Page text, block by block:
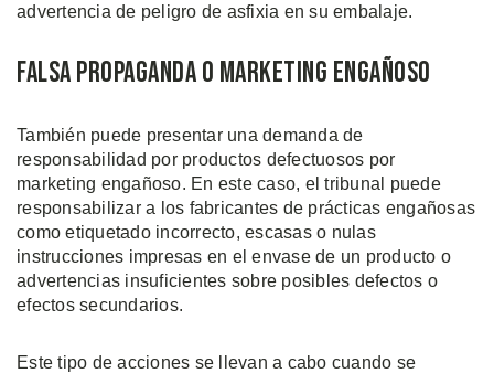
advertencia de peligro de asfixia en su embalaje.
Falsa Propaganda o Marketing Engañoso
También puede presentar una demanda de
responsabilidad por productos defectuosos por
marketing engañoso. En este caso, el tribunal puede
responsabilizar a los fabricantes de prácticas engañosas
como etiquetado incorrecto, escasas o nulas
instrucciones impresas en el envase de un producto o
advertencias insuficientes sobre posibles defectos o
efectos secundarios.
Este tipo de acciones se llevan a cabo cuando se